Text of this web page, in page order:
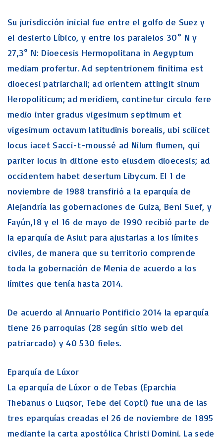
Su jurisdicción inicial fue entre el golfo de Suez y
el desierto Líbico, y entre los paralelos 30° N y
27,3° N: Dioecesis Hermopolitana in Aegyptum
mediam profertur. Ad septentrionem finitima est
dioecesi patriarchali; ad orientem attingit sinum
Heropoliticum; ad meridiem, continetur circulo fere
medio inter gradus vigesimum septimum et
vigesimum octavum latitudinis borealis, ubi scilicet
locus iacet Sacci-t-moussé ad Nilum flumen, qui
pariter locus in ditione esto eiusdem dioecesis; ad
occidentem habet desertum Libycum. El 1 de
noviembre de 1988 transfirió a la eparquía de
Alejandría las gobernaciones de Guiza, Beni Suef, y
Fayún,18 y el 16 de mayo de 1990 recibió parte de
la eparquía de Asiut para ajustarlas a los límites
civiles, de manera que su territorio comprende
toda la gobernación de Menia de acuerdo a los
límites que tenía hasta 2014.
De acuerdo al Annuario Pontificio 2014 la eparquía
tiene 26 parroquias (28 según sitio web del
patriarcado) y 40 530 fieles.
Eparquía de Lúxor
La eparquía de Lúxor o de Tebas (Eparchia
Thebanus o Luqsor, Tebe dei Copti) fue una de las
tres eparquías creadas el 26 de noviembre de 1895
mediante la carta apostólica Christi Domini. La sede